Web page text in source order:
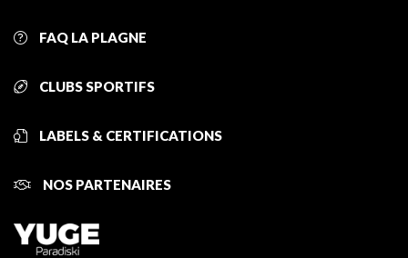
FAQ LA PLAGNE
CLUBS SPORTIFS
LABELS & CERTIFICATIONS
NOS PARTENAIRES